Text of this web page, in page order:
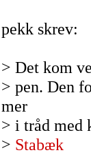
pekk skrev:
> Det kom
> pen. Den
mer
> i tråd med
> Stabæk